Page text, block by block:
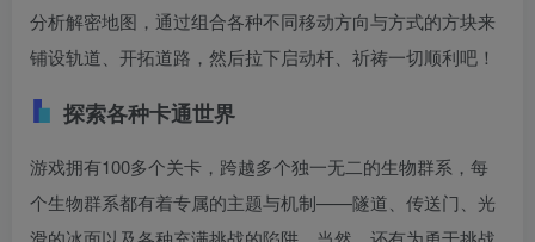
分析解密地图，通过组合各种不同移动方向与方式的方块来
铺设轨道、开拓道路，然后拉下启动杆、祈祷一切顺利吧！
探索各种卡通世界
游戏拥有100多个关卡，跨越多个独一无二的生物群系，每
个生物群系都有着专属的主题与机制——隧道、传送门、光